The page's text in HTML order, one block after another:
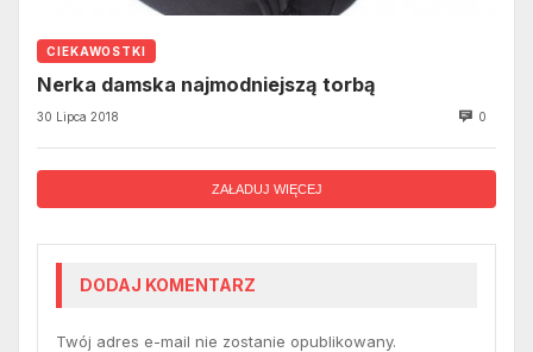
CIEKAWOSTKI
Nerka damska najmodniejszą torbą
30 Lipca 2018 0
ZAŁADUJ WIĘCEJ
DODAJ KOMENTARZ
Twój adres e-mail nie zostanie opublikowany.